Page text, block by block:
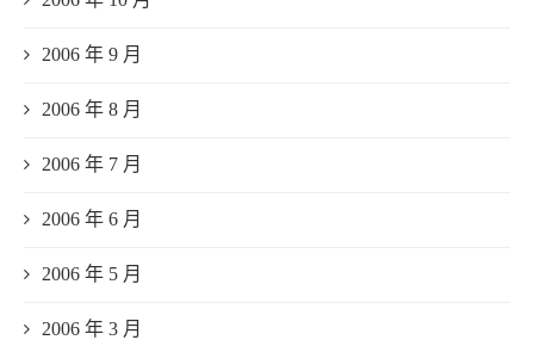
2006 年 9 月
2006 年 8 月
2006 年 7 月
2006 年 6 月
2006 年 5 月
2006 年 3 月